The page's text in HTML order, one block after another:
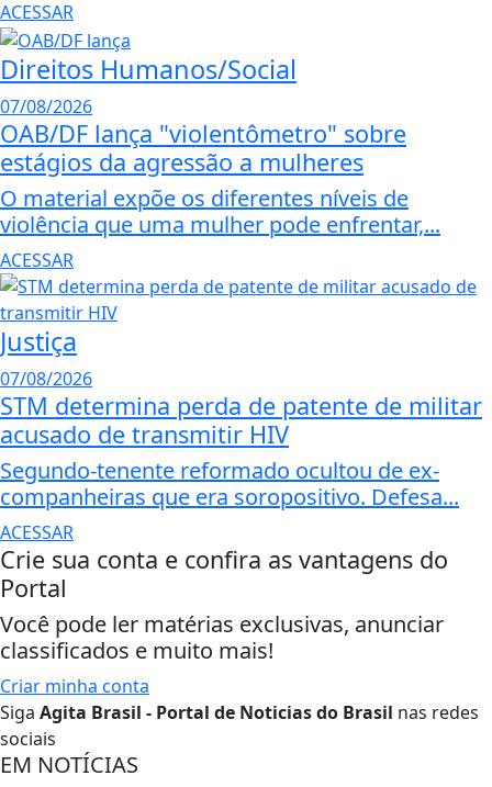
ACESSAR
Direitos Humanos/Social
07/08/2026
OAB/DF lança "violentômetro" sobre
estágios da agressão a mulheres
O material expõe os diferentes níveis de
violência que uma mulher pode enfrentar,...
ACESSAR
Justiça
07/08/2026
STM determina perda de patente de militar
acusado de transmitir HIV
Segundo-tenente reformado ocultou de ex-
companheiras que era soropositivo. Defesa...
ACESSAR
Crie sua conta e confira as vantagens do
Portal
Você pode ler matérias exclusivas, anunciar
classificados e muito mais!
Criar minha conta
Siga Agita Brasil - Portal de Noticias do Brasil nas redes
sociais
EM NOTÍCIAS